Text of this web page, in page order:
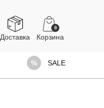
Доставка
0
SALE